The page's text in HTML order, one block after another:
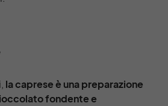
lacapreseè una preparazione
fondente e